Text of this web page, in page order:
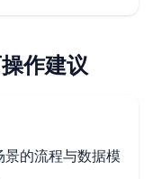
作建议
的流程与数据模